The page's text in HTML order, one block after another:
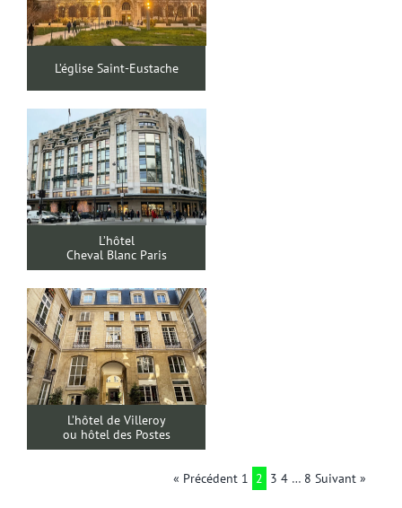
L’église Saint-Eustache
L’hôtel
Cheval Blanc Paris
L’hôtel de Villeroy
ou hôtel des Postes
« Précédent 1 2 3 4 … 8 Suivant »